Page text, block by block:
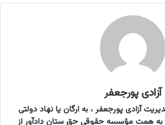
آزادی پورجعفر
آزادی پورجعفر ، به ارگان یا نهاد دولتی
به همت مؤسسه حقوقی حق ستان دادآور از